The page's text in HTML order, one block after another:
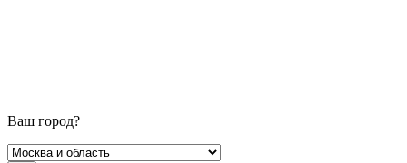
Ваш город?